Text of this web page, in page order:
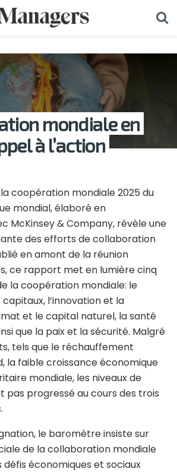
mondiale en
à l’action
coopération mondiale 2025 du
mondial, élaboré en
McKinsey & Company, révèle une
des efforts de collaboration
en amont de la réunion
ce rapport met en lumière cinq
la coopération mondiale: le
l’innovation et la
et le capital naturel, la santé
que la paix et la sécurité. Malgré
tels que le réchauffement
la faible croissance économique
mondiale, les niveaux de
pas progressé au cours des trois
le baromètre insiste sur
de la collaboration mondiale
défis économiques et sociaux